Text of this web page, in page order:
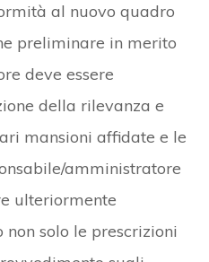
al nuovo quadro
preliminare in merito
deve essere
della rilevanza e
mansioni affidate e le
amministratore
ulteriormente
solo le prescrizioni